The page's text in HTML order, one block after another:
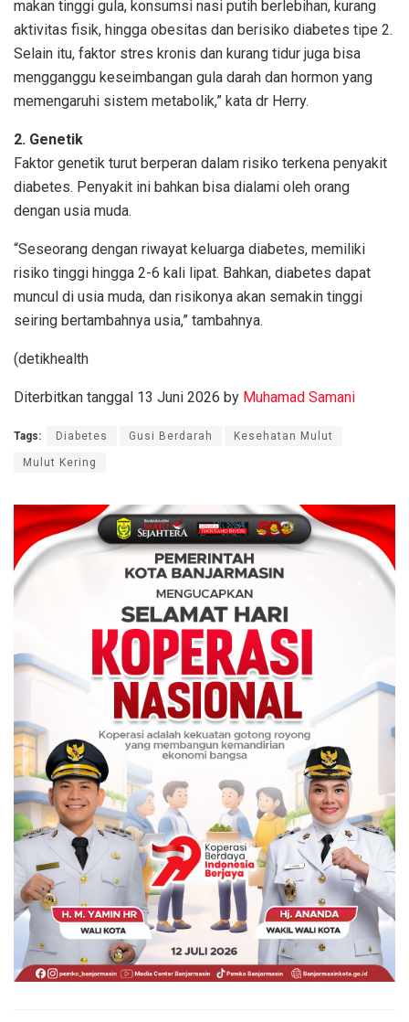
makan tinggi gula, konsumsi nasi putih berlebihan, kurang
aktivitas fisik, hingga obesitas dan berisiko diabetes tipe 2.
Selain itu, faktor stres kronis dan kurang tidur juga bisa
mengganggu keseimbangan gula darah dan hormon yang
memengaruhi sistem metabolik,” kata dr Herry.
2. Genetik
Faktor genetik turut berperan dalam risiko terkena penyakit
diabetes. Penyakit ini bahkan bisa dialami oleh orang
dengan usia muda.
“Seseorang dengan riwayat keluarga diabetes, memiliki
risiko tinggi hingga 2-6 kali lipat. Bahkan, diabetes dapat
muncul di usia muda, dan risikonya akan semakin tinggi
seiring bertambahnya usia,” tambahnya.
(detikhealth
Diterbitkan tanggal 13 Juni 2026 by Muhamad Samani
Tags: Diabetes Gusi Berdarah Kesehatan Mulut
Mulut Kering